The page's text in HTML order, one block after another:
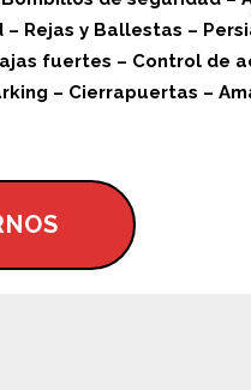
– Rejas y Ballestas –
fuertes – Control de
– Cierrapuertas –